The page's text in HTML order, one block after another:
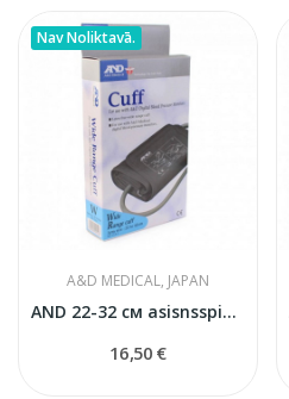
Nav Noliktavā.
A&D MEDICAL, JAPAN
AND 22-32 см asisnsspiediena mērītāja manšete
16,50 €